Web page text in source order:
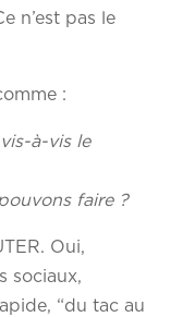
n’est pas le
:
à-vis le
faire ?
Oui,
sociaux,
“du tac au